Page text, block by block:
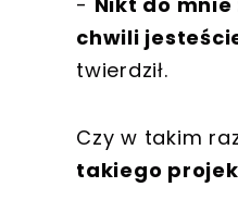
chwili
twierdził.
Czy w takim
takiego